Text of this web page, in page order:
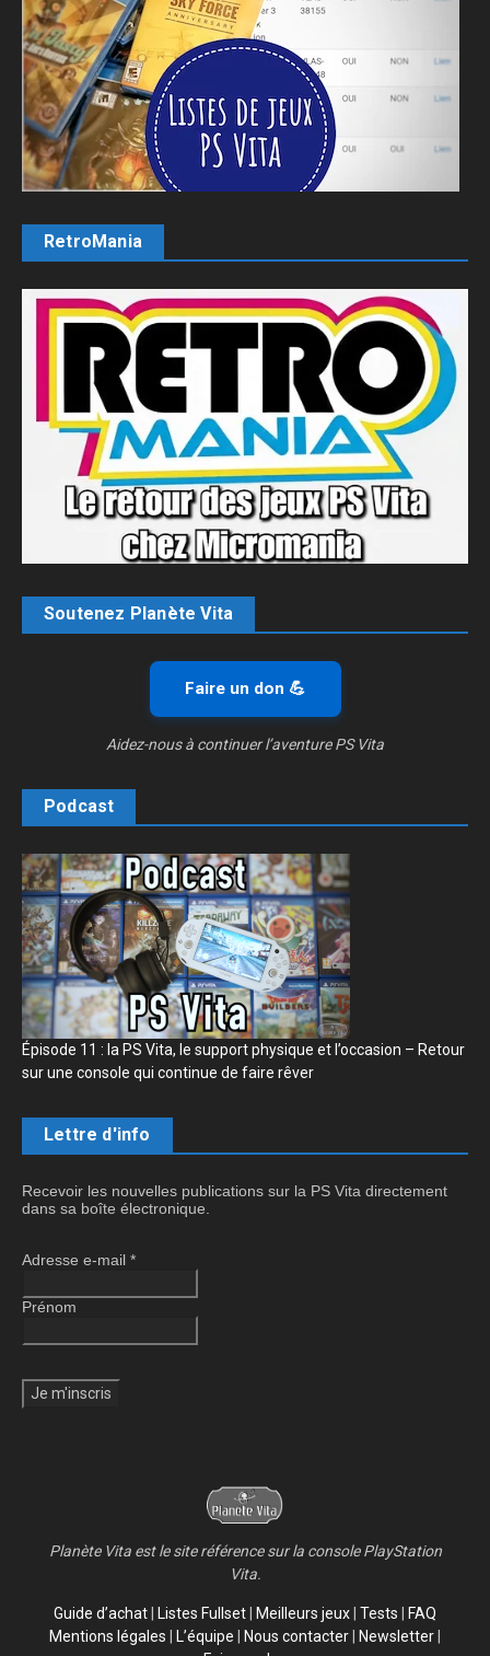
RetroMania
Soutenez Planète Vita
Faire un don 💪
Aidez-nous à continuer l’aventure PS Vita
Podcast
Épisode 11 : la PS Vita, le support physique et l’occasion – Retour
sur une console qui continue de faire rêver
Lettre d'info
Recevoir les nouvelles publications sur la PS Vita directement
dans sa boîte électronique.
Adresse e-mail *
Prénom
Planète Vita est le site référence sur la console PlayStation
Vita.
Guide d’achat| Listes Fullset| Meilleurs jeux| Tests | FAQ
Mentions légales | L’équipe | Nous contacter| Newsletter|